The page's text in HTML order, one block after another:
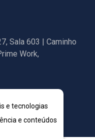
Sala 603 | Caminho
Work,
e tecnologias
e conteúdos